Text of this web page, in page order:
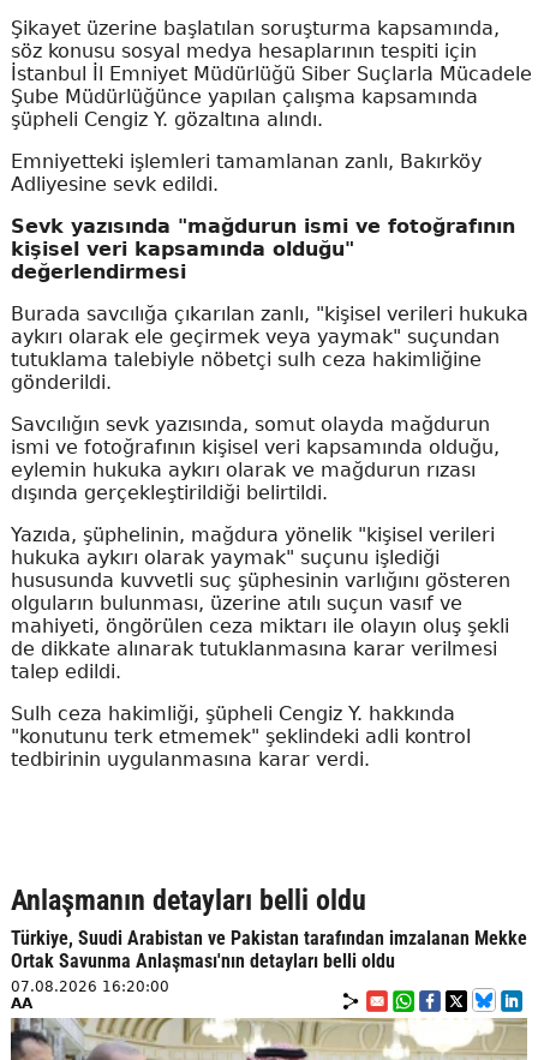
Şikayet üzerine başlatılan soruşturma kapsamında,
söz konusu sosyal medya hesaplarının tespiti için
İstanbul İl Emniyet Müdürlüğü Siber Suçlarla Mücadele
Şube Müdürlüğünce yapılan çalışma kapsamında
şüpheli Cengiz Y. gözaltına alındı.
Emniyetteki işlemleri tamamlanan zanlı, Bakırköy
Adliyesine sevk edildi.
Sevk yazısında "mağdurun ismi ve fotoğrafının
kişisel veri kapsamında olduğu"
değerlendirmesi
Burada savcılığa çıkarılan zanlı, "kişisel verileri hukuka
aykırı olarak ele geçirmek veya yaymak" suçundan
tutuklama talebiyle nöbetçi sulh ceza hakimliğine
gönderildi.
Savcılığın sevk yazısında, somut olayda mağdurun
ismi ve fotoğrafının kişisel veri kapsamında olduğu,
eylemin hukuka aykırı olarak ve mağdurun rızası
dışında gerçekleştirildiği belirtildi.
Yazıda, şüphelinin, mağdura yönelik "kişisel verileri
hukuka aykırı olarak yaymak" suçunu işlediği
hususunda kuvvetli suç şüphesinin varlığını gösteren
olguların bulunması, üzerine atılı suçun vasıf ve
mahiyeti, öngörülen ceza miktarı ile olayın oluş şekli
de dikkate alınarak tutuklanmasına karar verilmesi
talep edildi.
Sulh ceza hakimliği, şüpheli Cengiz Y. hakkında
"konutunu terk etmemek" şeklindeki adli kontrol
tedbirinin uygulanmasına karar verdi.
Anlaşmanın detayları belli oldu
Türkiye, Suudi Arabistan ve Pakistan tarafından imzalanan Mekke
Ortak Savunma Anlaşması'nın detayları belli oldu
07.08.2026 16:20:00
AA